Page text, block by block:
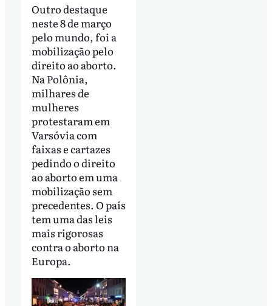
Outro destaque
neste 8 de março
pelo mundo, foi a
mobilização pelo
direito ao aborto.
Na Polônia,
milhares de
mulheres
protestaram em
Varsóvia com
faixas e cartazes
pedindo o direito
ao aborto em uma
mobilização sem
precedentes. O país
tem uma das leis
mais rigorosas
contra o aborto na
Europa.